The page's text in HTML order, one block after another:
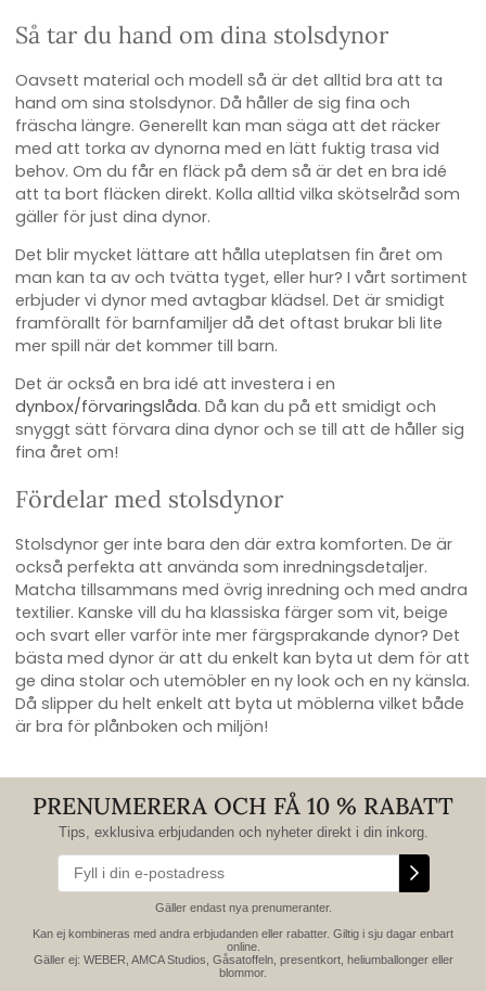
Så tar du hand om dina stolsdynor
Oavsett material och modell så är det alltid bra att ta
hand om sina stolsdynor. Då håller de sig fina och
fräscha längre. Generellt kan man säga att det räcker
med att torka av dynorna med en lätt fuktig trasa vid
behov. Om du får en fläck på dem så är det en bra idé
att ta bort fläcken direkt. Kolla alltid vilka skötselråd som
gäller för just dina dynor.
Det blir mycket lättare att hålla uteplatsen fin året om
man kan ta av och tvätta tyget, eller hur? I vårt sortiment
erbjuder vi dynor med avtagbar klädsel. Det är smidigt
framförallt för barnfamiljer då det oftast brukar bli lite
mer spill när det kommer till barn.
Det är också en bra idé att investera i en
dynbox/förvaringslåda. Då kan du på ett smidigt och
snyggt sätt förvara dina dynor och se till att de håller sig
fina året om!
Fördelar med stolsdynor
Stolsdynor ger inte bara den där extra komforten. De är
också perfekta att använda som inredningsdetaljer.
Matcha tillsammans med övrig inredning och med andra
textilier. Kanske vill du ha klassiska färger som vit, beige
och svart eller varför inte mer färgsprakande dynor? Det
bästa med dynor är att du enkelt kan byta ut dem för att
ge dina stolar och utemöbler en ny look och en ny känsla.
Då slipper du helt enkelt att byta ut möblerna vilket både
är bra för plånboken och miljön!
PRENUMERERA OCH FÅ 10 % RABATT
Tips, exklusiva erbjudanden och nyheter direkt i din inkorg.
Gäller endast nya prenumeranter.
Kan ej kombineras med andra erbjudanden eller rabatter. Giltig i sju dagar enbart
online.
Gäller ej: WEBER, AMCA Studios, Gåsatoffeln, presentkort, heliumballonger eller
blommor.